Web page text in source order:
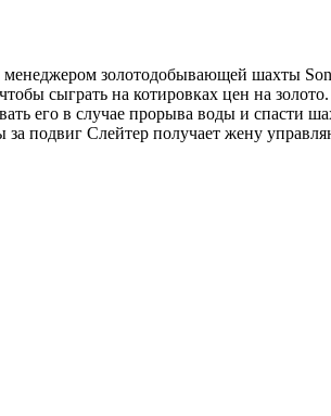
золотодобывающей шахты
сыграть на котировках цен на
его в случае прорыва воды и спасти
подвиг Слейтер получает жену